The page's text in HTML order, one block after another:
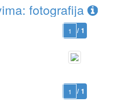
fotografija
/ 1
/ 1